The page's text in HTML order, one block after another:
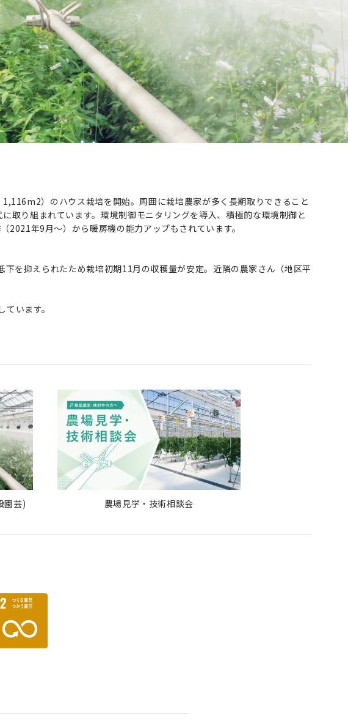
）のハウス栽培を開始。周囲に栽培農家が多く長期取りできること
取り組まれています。環境制御モニタリングを導入、積極的な環境制御と
年9月～）から暖房機の能力アップもされています。
を抑えられたため栽培初期11月の収穫量が安定。近隣の農家さん（地区平
います。
園芸) 農場見学・技術相談会